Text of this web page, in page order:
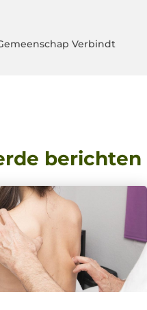
Verbindt
berichten